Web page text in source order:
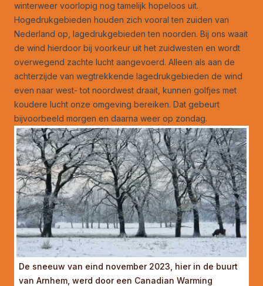
winterweer voorlopig nog tamelijk hopeloos uit.
Hogedrukgebieden houden zich vooral ten zuiden van
Nederland op, lagedrukgebieden ten noorden. Bij ons waait
de wind hierdoor bij voorkeur uit het zuidwesten en wordt
overwegend zachte lucht aangevoerd. Alleen als aan de
achterzijde van wegtrekkende lagedrukgebieden de wind
even naar west- tot noordwest draait, kunnen golfjes met
koudere lucht onze omgeving bereiken. Dat gebeurt
bijvoorbeeld morgen en daarna weer op zondag.
De sneeuw van eind november 2023, hier in de buurt
van Arnhem, werd door een Canadian Warming